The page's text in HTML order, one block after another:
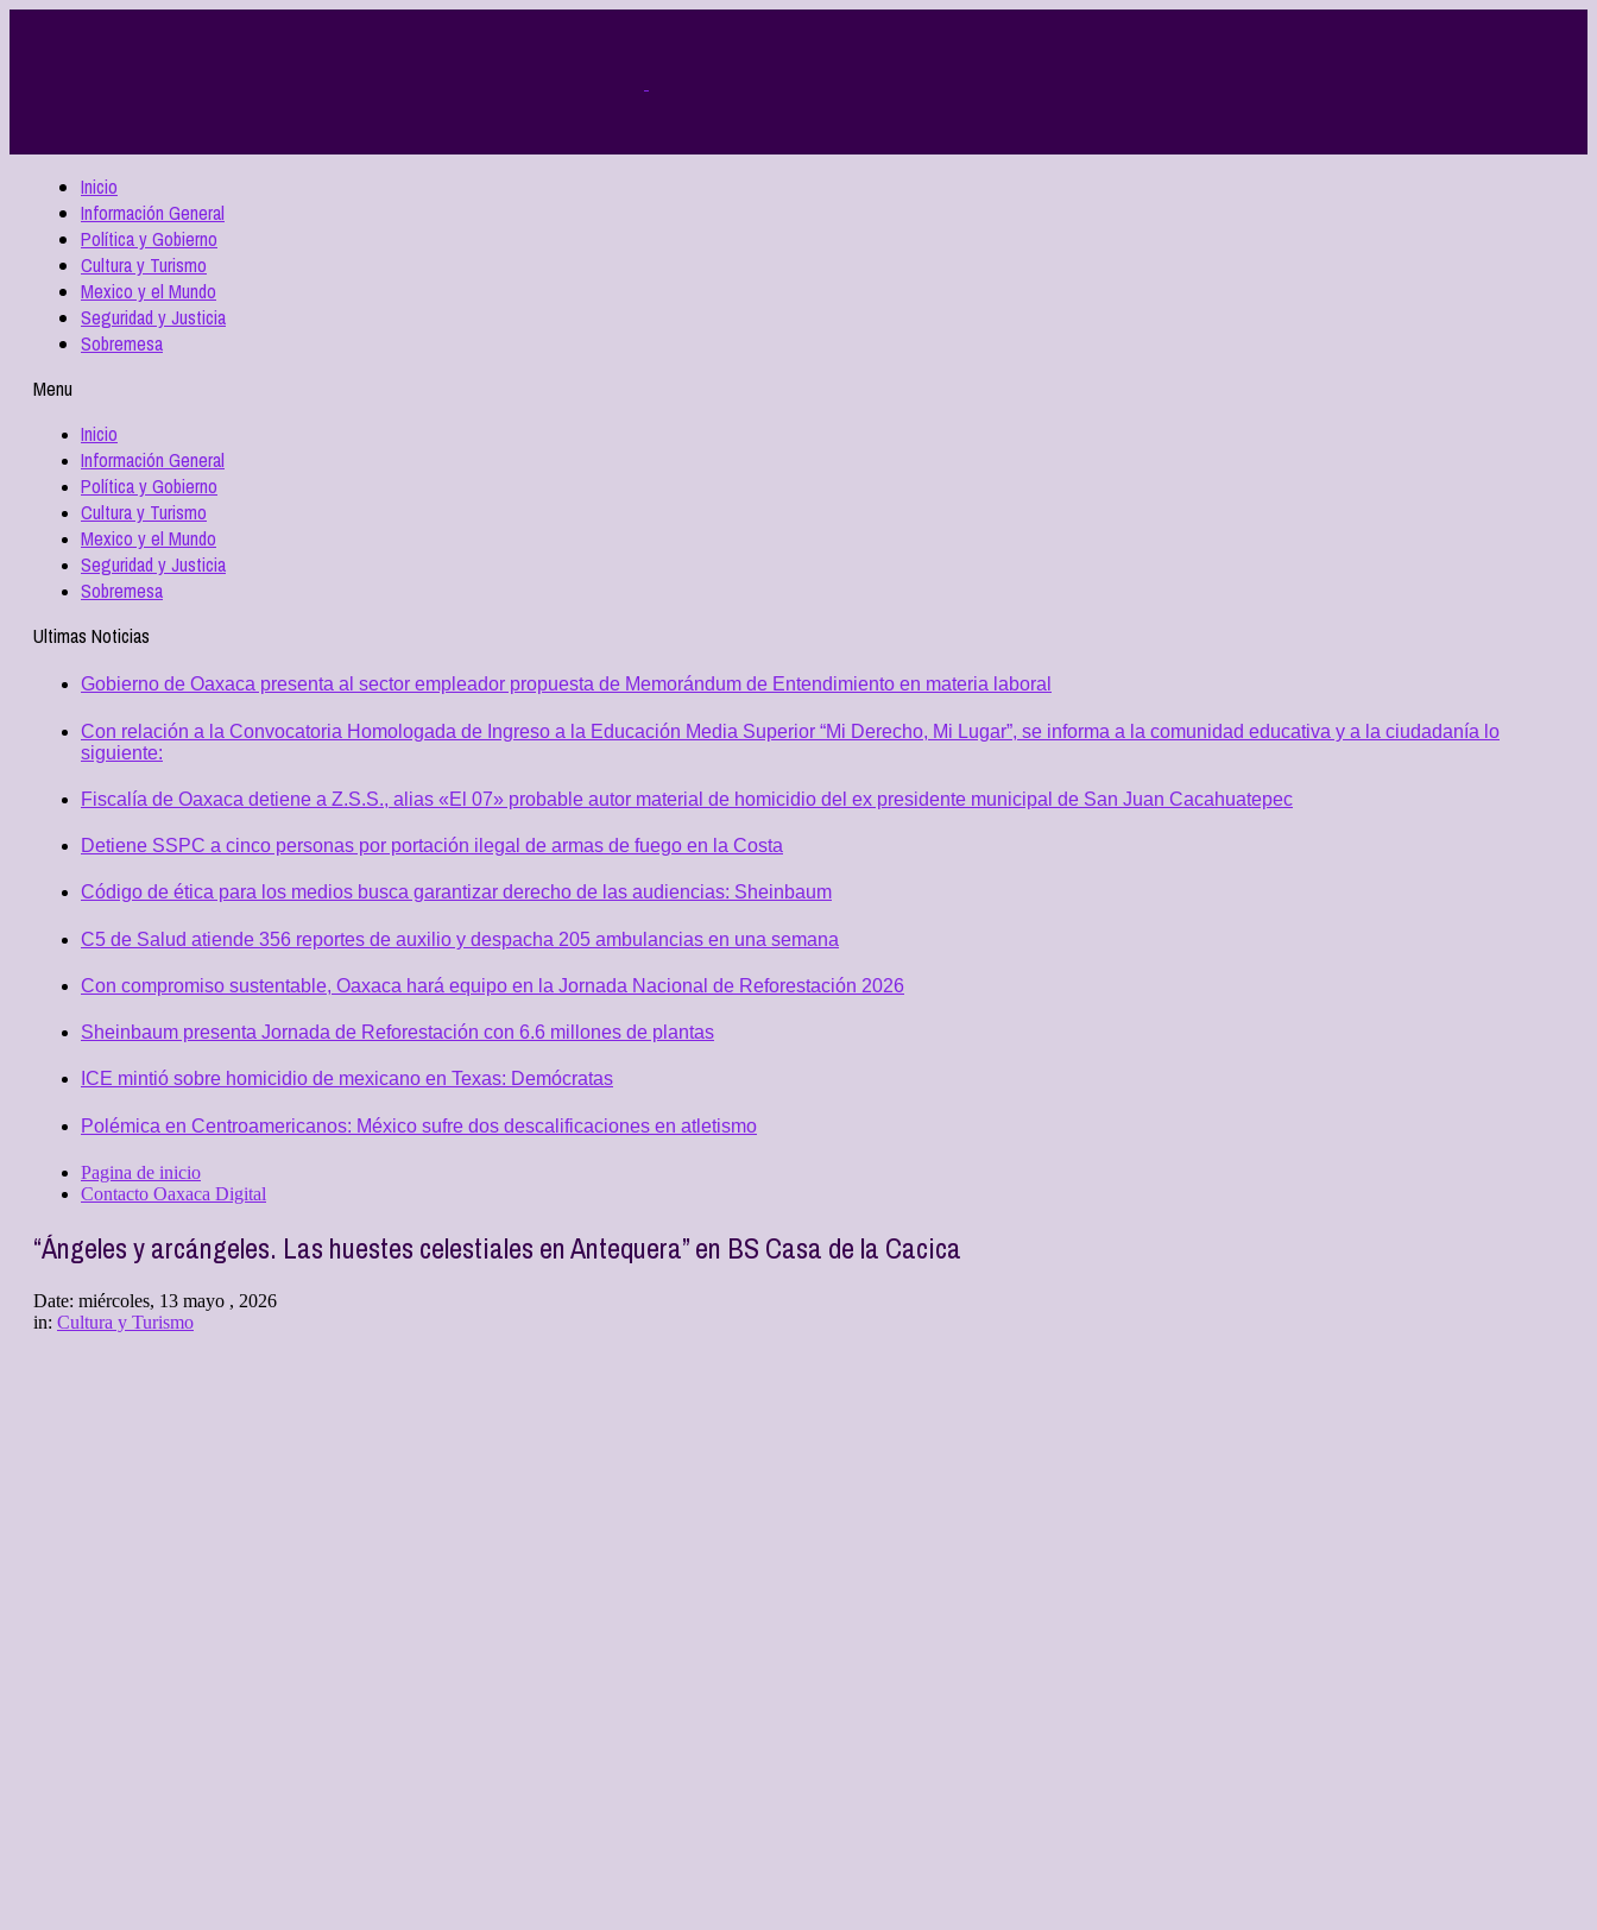
Inicio
Información General
Política y Gobierno
Cultura y Turismo
Mexico y el Mundo
Seguridad y Justicia
Sobremesa
Menu
Inicio
Información General
Política y Gobierno
Cultura y Turismo
Mexico y el Mundo
Seguridad y Justicia
Sobremesa
Ultimas Noticias
Gobierno de Oaxaca presenta al sector empleador propuesta de Memorándum de Entendimiento en materia laboral
Con relación a la Convocatoria Homologada de Ingreso a la Educación Media Superior “Mi Derecho, Mi Lugar”, se informa a la comunidad educativa y a la ciudadanía lo
siguiente:
Fiscalía de Oaxaca detiene a Z.S.S., alias «El 07» probable autor material de homicidio del ex presidente municipal de San Juan Cacahuatepec
Detiene SSPC a cinco personas por portación ilegal de armas de fuego en la Costa
Código de ética para los medios busca garantizar derecho de las audiencias: Sheinbaum
C5 de Salud atiende 356 reportes de auxilio y despacha 205 ambulancias en una semana
Con compromiso sustentable, Oaxaca hará equipo en la Jornada Nacional de Reforestación 2026
Sheinbaum presenta Jornada de Reforestación con 6.6 millones de plantas
ICE mintió sobre homicidio de mexicano en Texas: Demócratas
Polémica en Centroamericanos: México sufre dos descalificaciones en atletismo
Pagina de inicio
Contacto Oaxaca Digital
“Ángeles y arcángeles. Las huestes celestiales en Antequera” en BS Casa de la Cacica
Date: miércoles, 13 mayo , 2026
in: Cultura y Turismo